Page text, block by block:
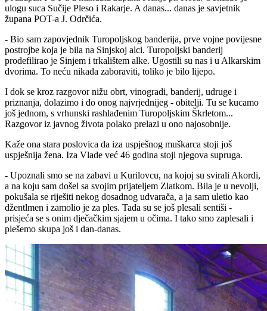
ulogu suca Sučije Pleso i Rakarje. A danas... danas je savjetnik
župana POT-a J. Odrčića.
- Bio sam zapovjednik Turopoljskog banderija, prve vojne povijesne
postrojbe koja je bila na Sinjskoj alci. Turopoljski banderij
prodefilirao je Sinjem i trkalištem alke. Ugostili su nas i u Alkarskim
dvorima. To neću nikada zaboraviti, toliko je bilo lijepo.
I dok se kroz razgovor nižu obrt, vinogradi, banderij, udruge i
priznanja, dolazimo i do onog najvrjednijeg - obitelji. Tu se kucamo
još jednom, s vrhunski rashlađenim Turopoljskim Škrletom...
Razgovor iz javnog života polako prelazi u ono najosobnije.
Kaže ona stara poslovica da iza uspješnog muškarca stoji još
uspješnija žena. Iza Vlade već 46 godina stoji njegova supruga.
- Upoznali smo se na zabavi u Kurilovcu, na kojoj su svirali Akordi,
a na koju sam došel sa svojim prijateljem Zlatkom. Bila je u nevolji,
pokušala se riješiti nekog dosadnog udvarača, a ja sam uletio kao
džentlmen i zamolio je za ples. Tada su se još plesali sentiši -
prisjeća se s onim dječačkim sjajem u očima. I tako smo zaplesali i
plešemo skupa još i dan-danas.